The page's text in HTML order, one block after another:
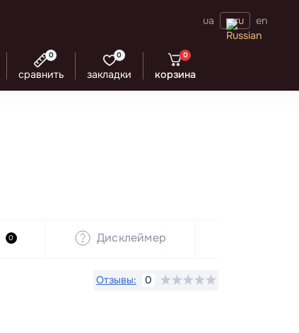
ua ru en
сравнить
0
закладки
0
корзина
0
0 Дисклеймер
Отзывы: 0